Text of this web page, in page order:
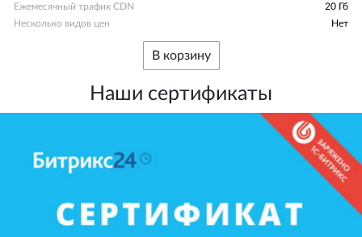
Ежемесячный трафик CDN
20 Гб
Несколько видов цен
Нет
В корзину
Наши сертификаты